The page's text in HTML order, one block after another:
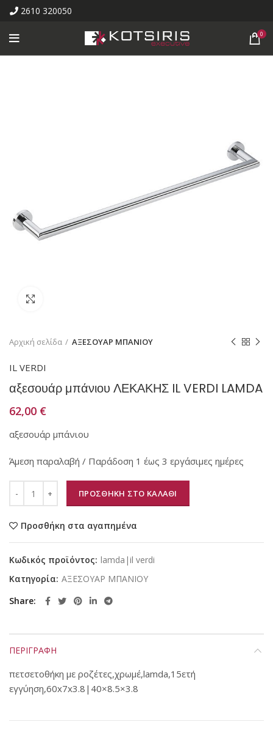
2610 320050
0
Αρχική σελίδα ΑΞΕΣΟΥΑΡ ΜΠΑΝΙΟΥ
IL VERDI
αξεσουάρ μπάνιου ΛΕΚΑΚΗΣ IL VERDI LAMDA
62,00 €
αξεσουάρ μπάνιου
Άμεση παραλαβή / Παράδοση 1 έως 3 εργάσιμες ημέρες
ΠΡΟΣΘΗΚΗ ΣΤΟ ΚΑΛΑΘΙ
Προσθήκη στα αγαπημένα
Κωδικός προϊόντος: lamda|il verdi
Κατηγορία: ΑΞΕΣΟΥΑΡ ΜΠΑΝΙΟΥ
Share
ΠΕΡΙΓΡΑΦΗ
πετσετοθήκη με ροζέτες,χρωμέ,lamda,15ετή
εγγύηση,60x7x3.8|40×8.5×3.8